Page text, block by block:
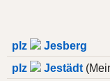
plz
Jesberg
plz
Jestädt